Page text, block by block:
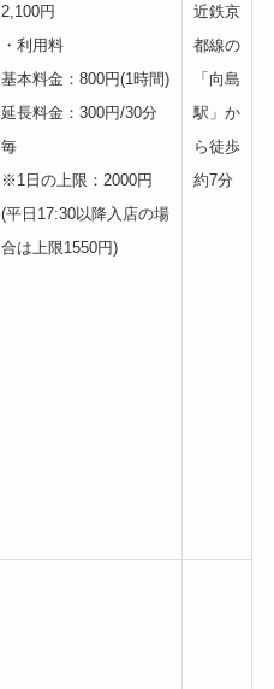
2,100円
・利用料
基本料金：800円(1時間)
延長料金：300円/30分
毎
※1日の上限：2000円
(平日17:30以降入店の場
合は上限1550円)
近鉄京
都線の
「向島
駅」か
ら徒歩
約7分